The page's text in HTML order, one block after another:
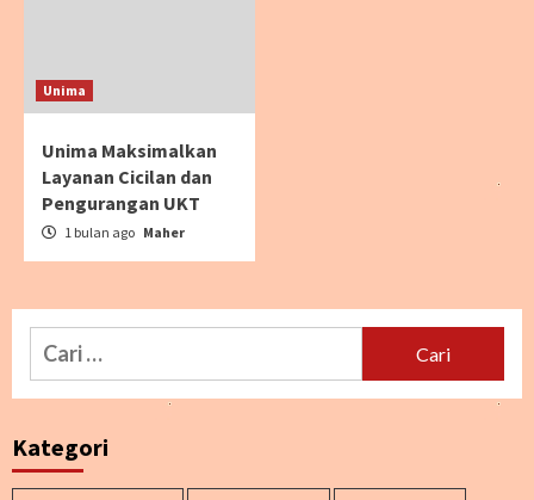
Unima
Unima Maksimalkan
Layanan Cicilan dan
Pengurangan UKT
1 bulan ago Maher
Cari
untuk:
Kategori